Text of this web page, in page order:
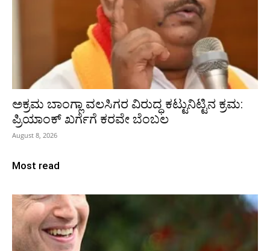
ಅಕ್ರಮ ಬಾಂಗ್ಲಾ ವಲಸಿಗರ ವಿರುದ್ಧ ಕಟ್ಟುನಿಟ್ಟಿನ ಕ್ರಮ:
ಪ್ರಿಯಾಂಕ್ ಖರ್ಗೆಗೆ ಕರವೇ ಬೆಂಬಲ
August 8, 2026
Most read